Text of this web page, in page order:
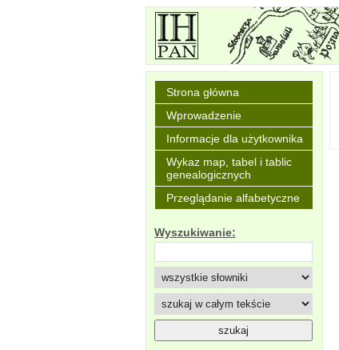
Strona główna
Wprowadzenie
Informacje dla użytkownika
Wykaz map, tabel i tablic
genealogicznych
Przeglądanie alfabetyczne
Wyszukiwanie: